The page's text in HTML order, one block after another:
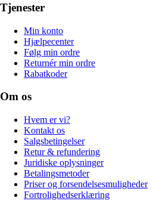
Tjenester
Min konto
Hjælpecenter
Følg min ordre
Returnér min ordre
Rabatkoder
Om os
Hvem er vi?
Kontakt os
Salgsbetingelser
Retur & refundering
Juridiske oplysninger
Betalingsmetoder
Priser og forsendelsesmuligheder
Fortrolighedserklæring